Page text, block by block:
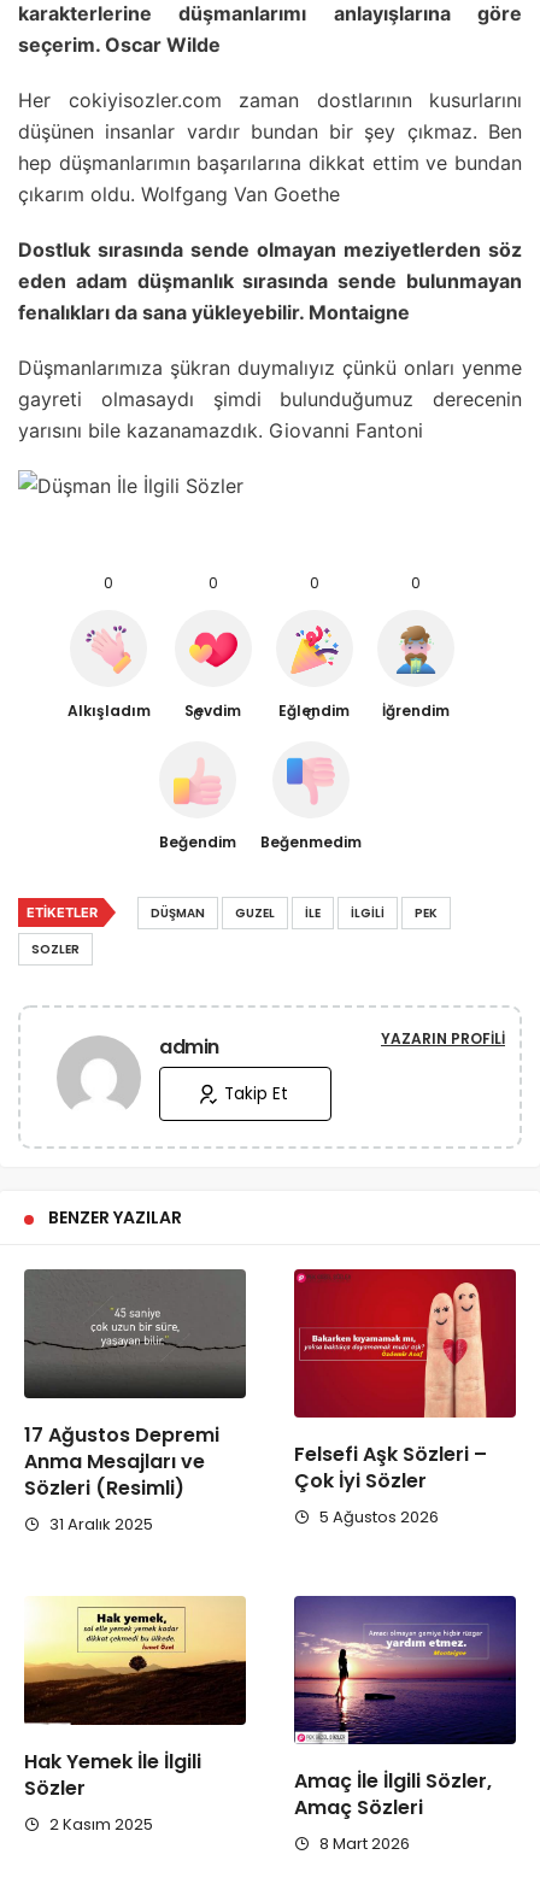
karakterlerine düşmanlarımı anlayışlarına göre
seçerim. Oscar Wilde
Her cokiyisozler.com zaman dostlarının kusurlarını
düşünen insanlar vardır bundan bir şey çıkmaz. Ben
hep düşmanlarımın başarılarına dikkat ettim ve bundan
çıkarım oldu. Wolfgang Van Goethe
Dostluk sırasında sende olmayan meziyetlerden söz
eden adam düşmanlık sırasında sende bulunmayan
fenalıkları da sana yükleyebilir. Montaigne
Düşmanlarımıza şükran duymalıyız çünkü onları yenme
gayreti olmasaydı şimdi bulunduğumuz derecenin
yarısını bile kazanamazdık. Giovanni Fantoni
0
Alkışladım
0
Sevdim
0
Eğlendim
0
İğrendim
0
Beğendim
0
Beğenmedim
ETIKETLER DÜŞMAN GUZEL İLE İLGILI
PEK
SOZLER
admin YAZARIN PROFILI
Takip Et
BENZER YAZILAR
17 Ağustos Depremi
Anma Mesajları ve
Sözleri (Resimli)
31 Aralık 2025
Felsefi Aşk Sözleri –
Çok İyi Sözler
5 Ağustos 2026
Hak Yemek İle İlgili
Sözler
2 Kasım 2025
Amaç İle İlgili Sözler,
Amaç Sözleri
8 Mart 2026